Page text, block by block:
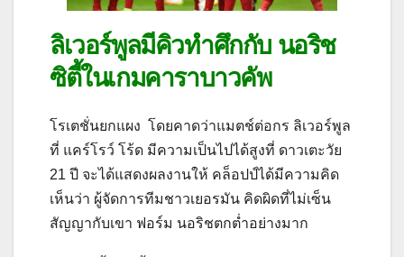
ลิเวอร์พูลมีคิวทำศึกกับ นอริช
ซิตี้ในเกมคาราบาวคัพ
โรเตชั่นยกแผง โดยคาดว่าแมตช์ต่อกร ลิเวอร์พูล
ที่ แคร์โรว์ โร้ด มีความเป็นไปได้สูงที่ ดาวเตะวัย
21 ปี จะได้แสดงผลงานให้ คล็อปป์ได้มีความคิด
เห็นว่า ผู้จัดการทีมชาวเยอรมัน คิดผิดที่ไม่เซ็น
สัญญากับเขา ฟอร์ม นอริชตกต่ำอย่างมาก